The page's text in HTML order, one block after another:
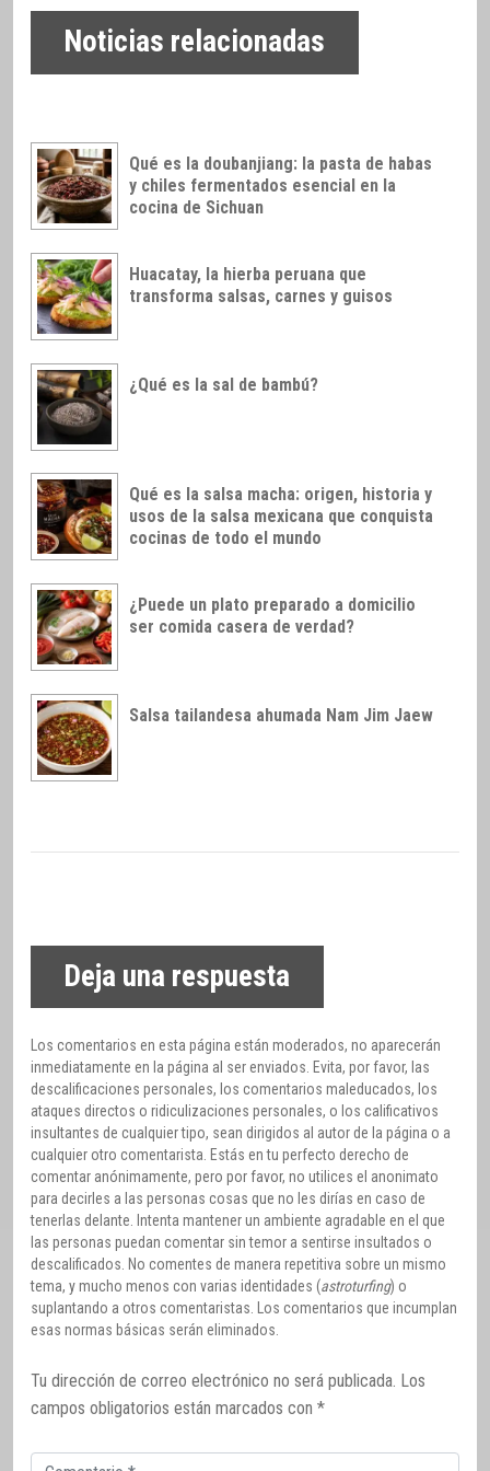
Noticias relacionadas
Qué es la doubanjiang: la pasta de habas
y chiles fermentados esencial en la
cocina de Sichuan
Huacatay, la hierba peruana que
transforma salsas, carnes y guisos
¿Qué es la sal de bambú?
Qué es la salsa macha: origen, historia y
usos de la salsa mexicana que conquista
cocinas de todo el mundo
¿Puede un plato preparado a domicilio
ser comida casera de verdad?
Salsa tailandesa ahumada Nam Jim Jaew
Deja una respuesta
Los comentarios en esta página están moderados, no aparecerán
inmediatamente en la página al ser enviados. Evita, por favor, las
descalificaciones personales, los comentarios maleducados, los
ataques directos o ridiculizaciones personales, o los calificativos
insultantes de cualquier tipo, sean dirigidos al autor de la página o a
cualquier otro comentarista. Estás en tu perfecto derecho de
comentar anónimamente, pero por favor, no utilices el anonimato
para decirles a las personas cosas que no les dirías en caso de
tenerlas delante. Intenta mantener un ambiente agradable en el que
las personas puedan comentar sin temor a sentirse insultados o
descalificados. No comentes de manera repetitiva sobre un mismo
tema, y mucho menos con varias identidades (astroturfing) o
suplantando a otros comentaristas. Los comentarios que incumplan
esas normas básicas serán eliminados.
Tu dirección de correo electrónico no será publicada. Los
campos obligatorios están marcados con *
Comentario